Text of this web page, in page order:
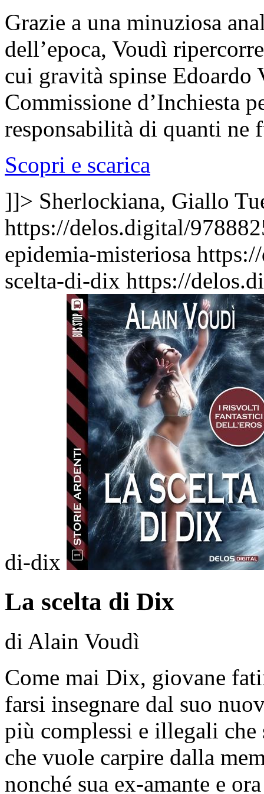
Grazie a una minuziosa
dell’epoca, Voudì
cui gravità spinse Edoardo
Commissione d’Inchiesta
responsabilità di quanti ne
Scopri e scarica
]]> Sherlockiana, Giallo
https://delos.digital/
epidemia-misteriosa
scelta-di-dix https://
di-dix
La scelta di Dix
di Alain Voudì
Come mai Dix, giovane
farsi insegnare dal suo
più complessi e illegali che
che vuole carpire dalla
nonché sua ex-amante e